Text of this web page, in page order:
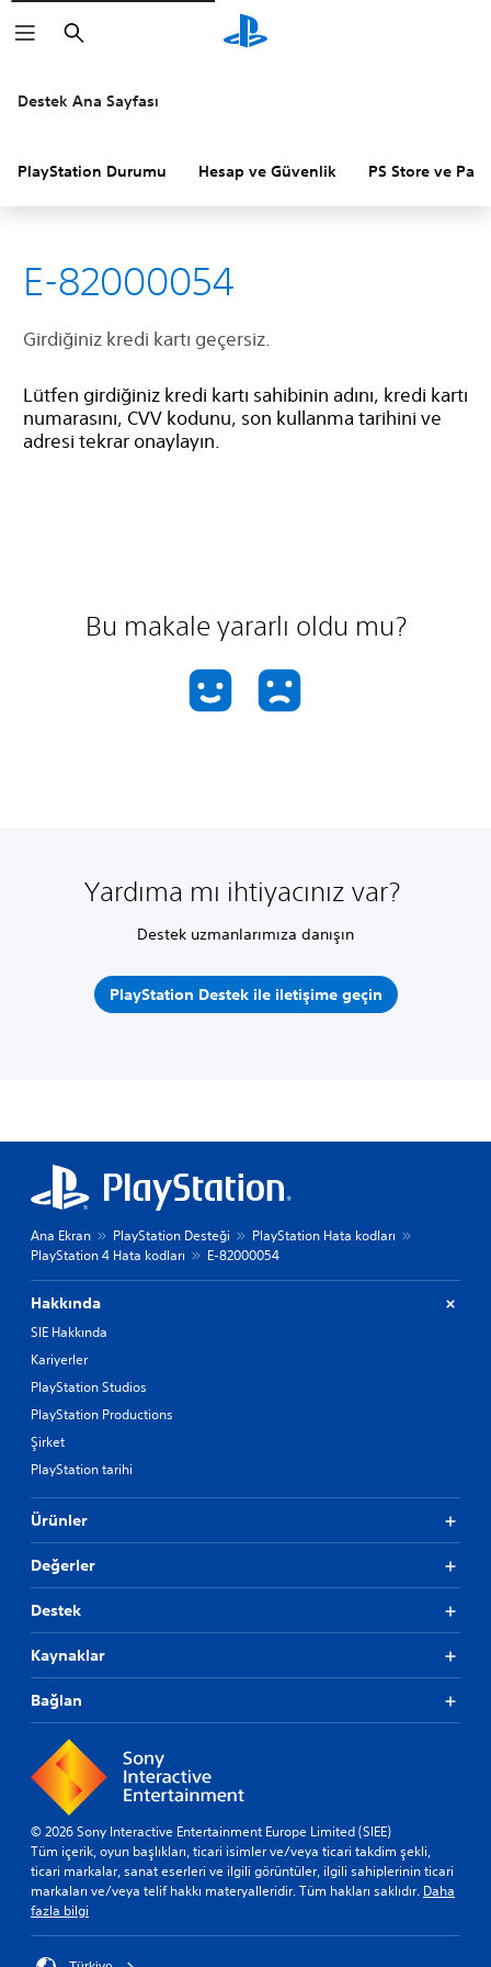
Arama
Destek Ana Sayfası
PlayStation Durumu Hesap ve Güvenlik PS Store ve
E-82000054
Girdiğiniz kredi kartı geçersiz.
Lütfen girdiğiniz kredi kartı sahibinin adını, kredi kartı
numarasını, CVV kodunu, son kullanma tarihini ve
adresi tekrar onaylayın.
Bu makale yararlı oldu mu?
Yardıma mı ihtiyacınız var?
Destek uzmanlarımıza danışın
PlayStation Destek ile iletişime geçin
Ana Ekran PlayStation Desteği
PlayStation Hata kodları
PlayStation 4 Hata kodları
E-82000054
Hakkında
SIE Hakkında
Kariyerler
PlayStation Studios
PlayStation Productions
Şirket
PlayStation tarihi
Ürünler
Değerler
Destek
Kaynaklar
Bağlan
© 2026 Sony Interactive Entertainment Europe Limited (SIEE)
Tüm içerik, oyun başlıkları, ticari isimler ve/veya ticari takdim şekli,
ticari markalar, sanat eserleri ve ilgili görüntüler, ilgili sahiplerinin ticari
markaları ve/veya telif hakkı materyalleridir. Tüm hakları saklıdır. Daha
fazla bilgi